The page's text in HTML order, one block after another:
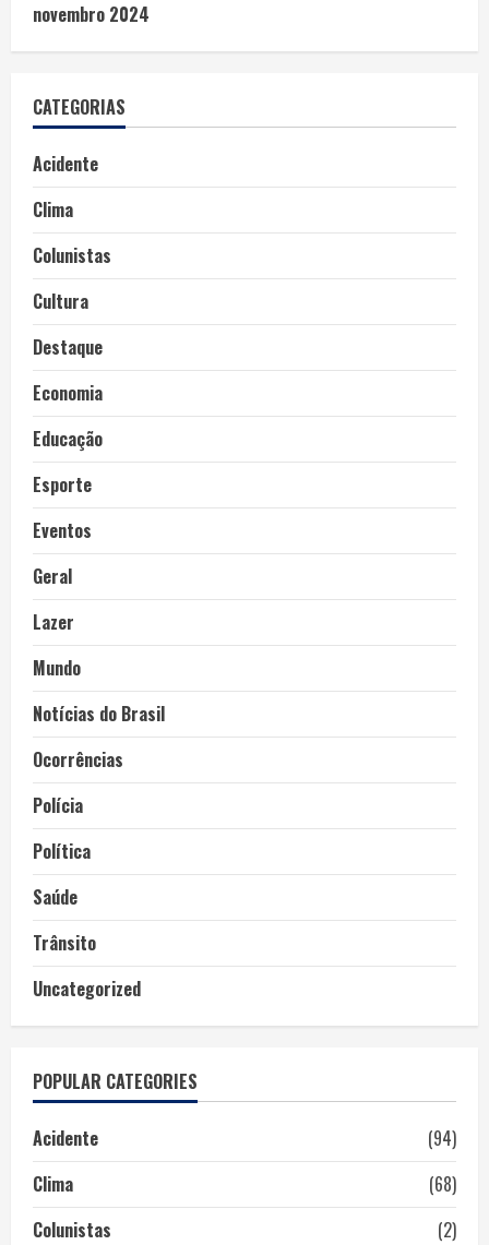
novembro 2024
CATEGORIAS
Acidente
Clima
Colunistas
Cultura
Destaque
Economia
Educação
Esporte
Eventos
Geral
Lazer
Mundo
Notícias do Brasil
Ocorrências
Polícia
Política
Saúde
Trânsito
Uncategorized
POPULAR CATEGORIES
Acidente
(94)
Clima
(68)
Colunistas
(2)